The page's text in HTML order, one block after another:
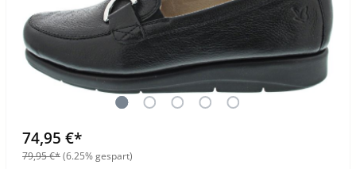
74,95 €*
79,95 €*(6.25% gespart)